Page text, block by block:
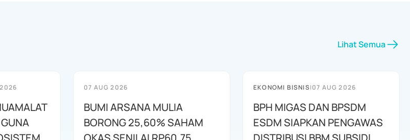
Lihat Semua
07 AUG 2026
BUMI ARSANA MULIA
BORONG 25,60% SAHAM
EKONOMI BISNIS|07 AUG 2026
BPH MIGAS DAN BPSDM
ESDM SIAPKAN PENGAWAS